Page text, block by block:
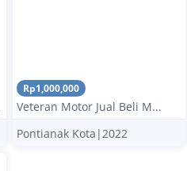
Rp1,000,000
Veteran Motor Jual Beli M...
Pontianak Kota|2022